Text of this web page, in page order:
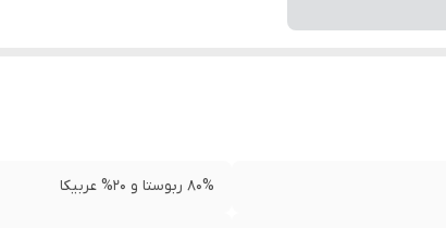
80% ربوستا و 20% عربیکا